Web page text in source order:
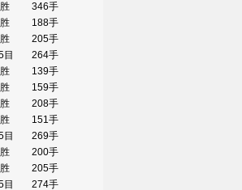
346手
188手
205手
目
264手
139手
159手
208手
151手
目
269手
200手
205手
目
274手